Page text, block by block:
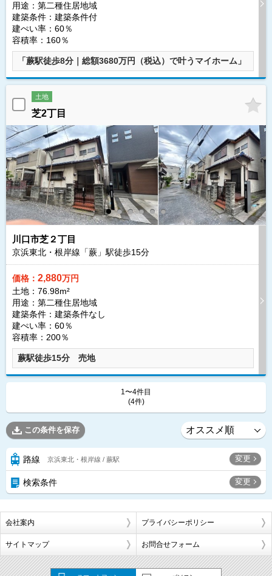
用途：第二種住居地域
建築条件： 建築条件付
建ぺい率：60％
容積率：160％
「蕨駅徒歩8分｜総額3680万円（税込）で叶うマイホーム」
土地
芝2丁目
川口市芝２丁目
京浜東北・根岸線「蕨」駅徒歩15分
価格： 2,880万円
土地：76.98m²
用途：第二種住居地域
建築条件： 建築条件なし
建ぺい率：60％
容積率：200％
蕨駅徒歩15分 売地
1〜4件目
(4件)
この条件を保存
路線 京浜東北・根岸線 / 蕨駅 変更
検索条件 変更
会社案内 プライバシーポリシー
サイトマップ お問合せフォーム